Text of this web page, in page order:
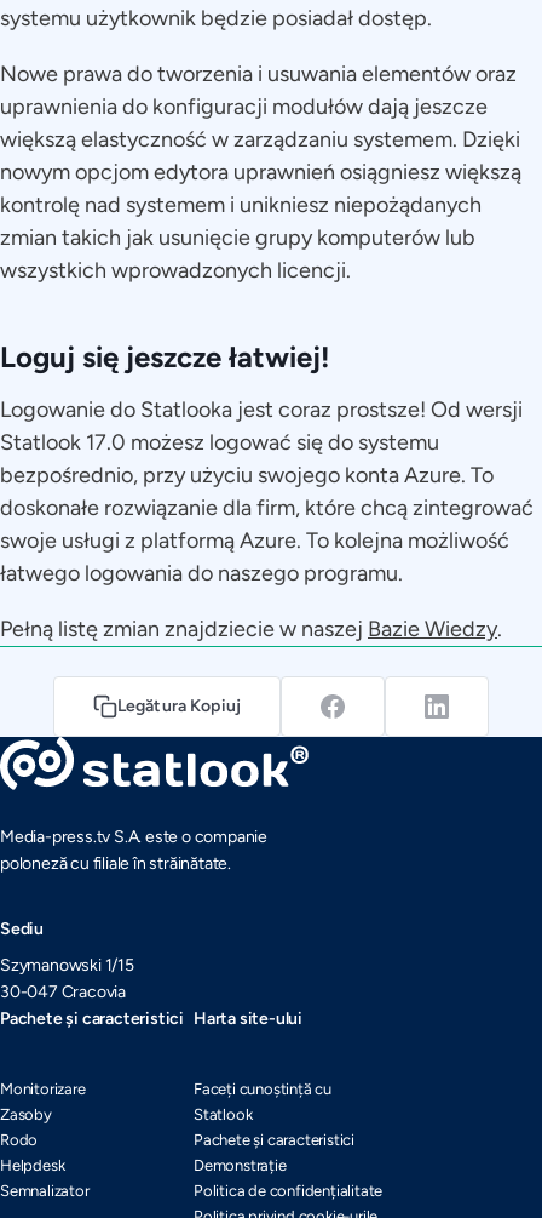
systemu użytkownik będzie posiadał dostęp.
Nowe prawa do tworzenia i usuwania elementów oraz
uprawnienia do konfiguracji modułów dają jeszcze
większą elastyczność w zarządzaniu systemem. Dzięki
nowym opcjom edytora uprawnień osiągniesz większą
kontrolę nad systemem i unikniesz niepożądanych
zmian takich jak usunięcie grupy komputerów lub
wszystkich wprowadzonych licencji.
Loguj się jeszcze łatwiej!
Logowanie do Statlooka jest coraz prostsze! Od wersji
Statlook 17.0 możesz logować się do systemu
bezpośrednio, przy użyciu swojego konta Azure. To
doskonałe rozwiązanie dla firm, które chcą zintegrować
swoje usługi z platformą Azure. To kolejna możliwość
łatwego logowania do naszego programu.
Pełną listę zmian znajdziecie w naszej Bazie Wiedzy.
Legătura Kopiuj
Media-press.tv S.A. este o companie
poloneză cu filiale în străinătate.
Sediu
Szymanowski 1/15
30-047 Cracovia
Pachete și caracteristici
Monitorizare
Zasoby
Rodo
Helpdesk
Semnalizator
Harta site-ului
Faceți cunoștință cu
Statlook
Pachete și caracteristici
Demonstrație
Politica de confidențialitate